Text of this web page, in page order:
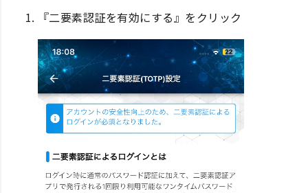
『二要素認証を有効にする』をクリック